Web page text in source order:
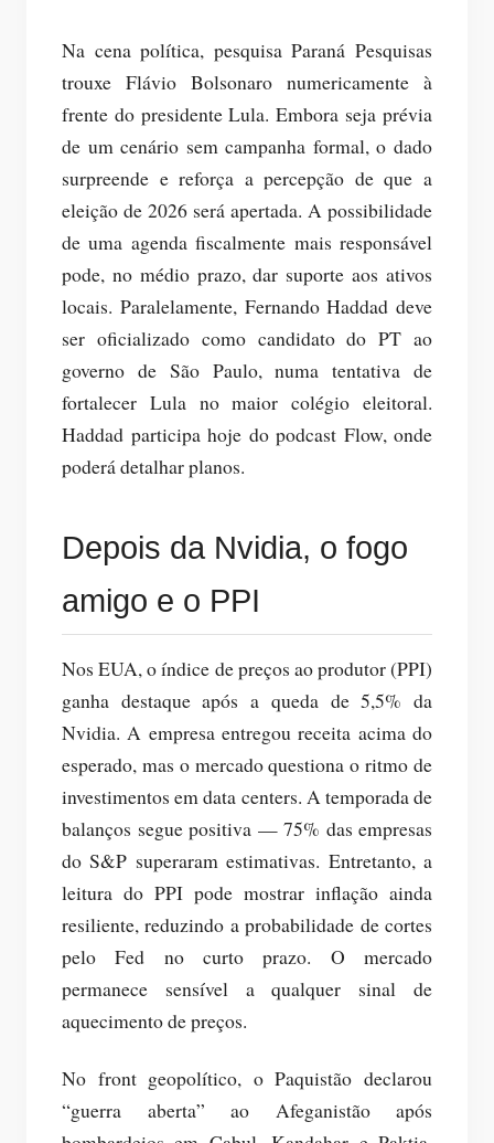
Na cena política, pesquisa Paraná Pesquisas
trouxe Flávio Bolsonaro numericamente à
frente do presidente Lula. Embora seja prévia
de um cenário sem campanha formal, o dado
surpreende e reforça a percepção de que a
eleição de 2026 será apertada. A possibilidade
de uma agenda fiscalmente mais responsável
pode, no médio prazo, dar suporte aos ativos
locais. Paralelamente, Fernando Haddad deve
ser oficializado como candidato do PT ao
governo de São Paulo, numa tentativa de
fortalecer Lula no maior colégio eleitoral.
Haddad participa hoje do podcast Flow, onde
poderá detalhar planos.
Depois da Nvidia, o fogo
amigo e o PPI
Nos EUA, o índice de preços ao produtor (PPI)
ganha destaque após a queda de 5,5% da
Nvidia. A empresa entregou receita acima do
esperado, mas o mercado questiona o ritmo de
investimentos em data centers. A temporada de
balanços segue positiva — 75% das empresas
do S&P superaram estimativas. Entretanto, a
leitura do PPI pode mostrar inflação ainda
resiliente, reduzindo a probabilidade de cortes
pelo Fed no curto prazo. O mercado
permanece sensível a qualquer sinal de
aquecimento de preços.
No front geopolítico, o Paquistão declarou
“guerra aberta” ao Afeganistão após